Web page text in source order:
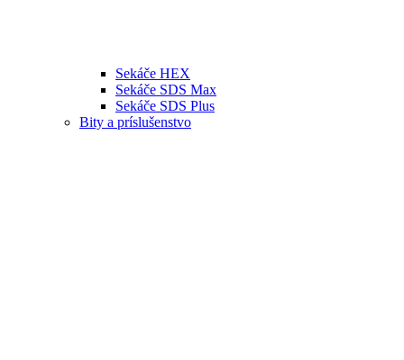
Sekáče HEX
Sekáče SDS Max
Sekáče SDS Plus
Bity a príslušenstvo